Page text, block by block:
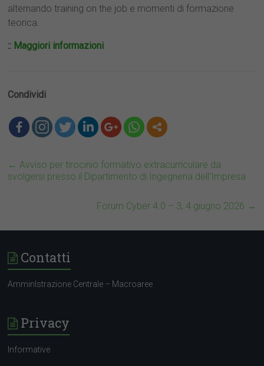
alternando training on the job e momenti di formazione
teorica.
:: Maggiori informazioni
Condividi
← Avviso per tirocinio formativo extracurriculare da
svolgersi presso il Dipartimento di Ingegneria dell’Impresa
Forum Cyber 4.0 – 3, 4 giugno 2026 →
Contatti
AmminIstrazione Centrale – Macroaree
Privacy
Informative